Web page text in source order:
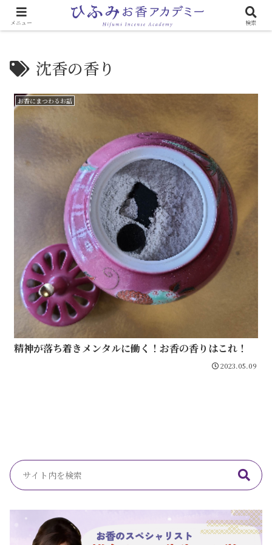
心と体に効く「お香のある生活」
沈香の香り
お香にまつわるお話
精神が落ち着きメンタルに働く！お香の香りはこれ！
2023.05.09
メニュー 検索